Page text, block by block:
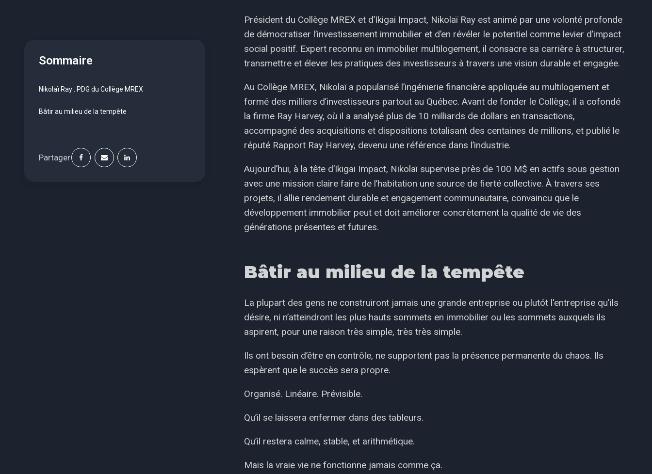
Sommaire
Nikolaï Ray : PDG du Collège MREX
Bâtir au milieu de la tempête
Partager
Président du Collège MREX et d’Ikigai Impact, Nikolaï Ray est animé par une volonté profonde
de démocratiser l’investissement immobilier et d’en révéler le potentiel comme levier d’impact
social positif. Expert reconnu en immobilier multilogement, il consacre sa carrière à structurer,
transmettre et élever les pratiques des investisseurs à travers une vision durable et engagée.
Au Collège MREX, Nikolaï a popularisé l’ingénierie financière appliquée au multilogement et
formé des milliers d’investisseurs partout au Québec. Avant de fonder le Collège, il a cofondé
la firme Ray Harvey, où il a analysé plus de 10 milliards de dollars en transactions,
accompagné des acquisitions et dispositions totalisant des centaines de millions, et publié le
réputé Rapport Ray Harvey, devenu une référence dans l’industrie.
Aujourd’hui, à la tête d’Ikigai Impact, Nikolaï supervise près de 100 M$ en actifs sous gestion
avec une mission claire faire de l’habitation une source de fierté collective. À travers ses
projets, il allie rendement durable et engagement communautaire, convaincu que le
développement immobilier peut et doit améliorer concrètement la qualité de vie des
générations présentes et futures.
Bâtir au milieu de la tempête
La plupart des gens ne construiront jamais une grande entreprise ou plutót l'entreprise qu'ils
désire, ni n’atteindront les plus hauts sommets en immobilier ou les sommets auxquels ils
aspirent, pour une raison très simple, très très simple.
Ils ont besoin d’être en contrôle, ne supportent pas la présence permanente du chaos. Ils
espèrent que le succès sera propre.
Organisé. Linéaire. Prévisible.
Qu’il se laissera enfermer dans des tableurs.
Qu’il restera calme, stable, et arithmétique.
Mais la vraie vie ne fonctionne jamais comme ça.